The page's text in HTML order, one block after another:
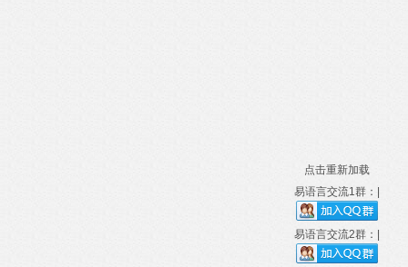
点击重新加载
易语言交流1群：|
易语言交流2群：|